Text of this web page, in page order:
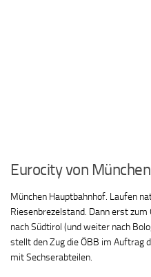
Eurocity von
München Hauptbahnhof. Laufen
Riesenbrezelstand. Dann erst
nach Südtirol (und weiter nach
stellt den Zug die ÖBB im Auftrag
mit Sechserabteilen.